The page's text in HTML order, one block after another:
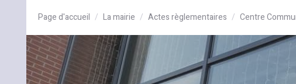
Page d'accueil La mairie Actes règlementaires Centre